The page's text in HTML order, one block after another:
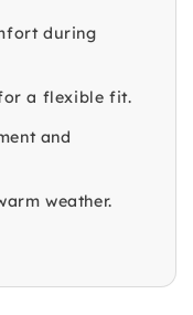
during
a flexible fit.
and
weather.